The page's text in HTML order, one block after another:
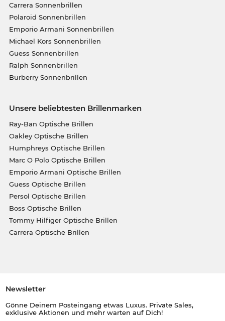
Carrera Sonnenbrillen
Polaroid Sonnenbrillen
Emporio Armani Sonnenbrillen
Michael Kors Sonnenbrillen
Guess Sonnenbrillen
Ralph Sonnenbrillen
Burberry Sonnenbrillen
Unsere beliebtesten Brillenmarken
Ray-Ban Optische Brillen
Oakley Optische Brillen
Humphreys Optische Brillen
Marc O Polo Optische Brillen
Emporio Armani Optische Brillen
Guess Optische Brillen
Persol Optische Brillen
Boss Optische Brillen
Tommy Hilfiger Optische Brillen
Carrera Optische Brillen
Newsletter
Gönne Deinem Posteingang etwas Luxus. Private Sales,
exklusive Aktionen und mehr warten auf Dich!